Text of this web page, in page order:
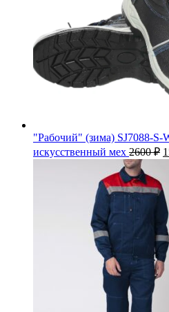
"Рабочий" (зима)
искусственный мех 2600₽